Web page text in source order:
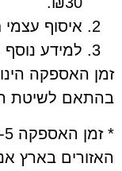
איסוף עצמי
למידע נוסף על
לשיטת
* זמן
בארץ אנחנו